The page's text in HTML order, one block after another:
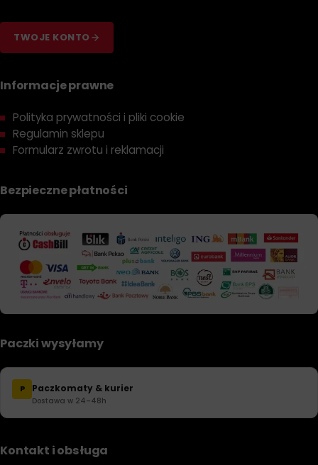
TWOJE KONTO
Informacje prawne
Polityka prywatności i pliki cookie
Regulamin sklepu
Formularz zwrotu i reklamacji
Bezpieczne płatności
Paczki wysyłamy
P Paczkomaty & kurier
Dostawa w 24–48h
Kontakt i obsługa